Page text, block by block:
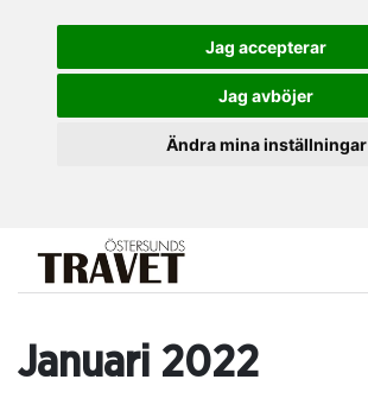
Jag accepterar
Jag avböjer
Ändra mina inställningar
Januari 2022